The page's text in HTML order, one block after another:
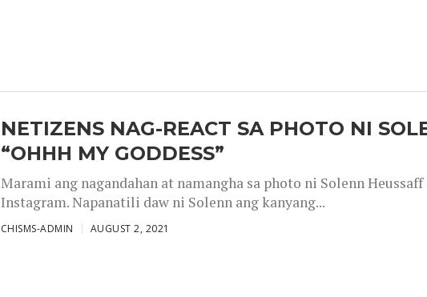
NETIZENS NAG-REACT SA PHOTO NI
“OHHH MY GODDESS”
Marami ang nagandahan at namangha sa photo ni Solenn
Instagram. Napanatili daw ni Solenn ang kanyang...
CHISMS-ADMIN AUGUST 2, 2021